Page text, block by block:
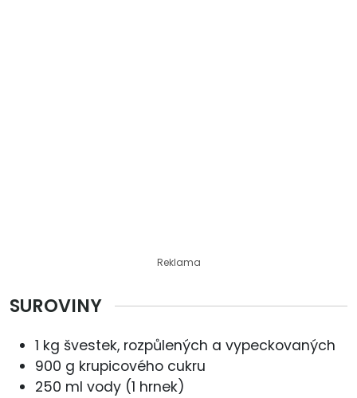
Reklama
SUROVINY
1 kg švestek, rozpůlených a vypeckovaných
900 g krupicového cukru
250 ml vody (1 hrnek)